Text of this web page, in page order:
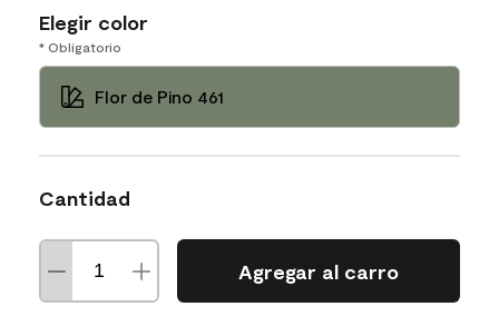
Elegir color
* Obligatorio
Flor de Pino 461
Cantidad
Agregar al carro